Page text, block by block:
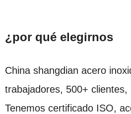
¿por qué elegirnos
China shangdian acero
trabajadores, 500+
Tenemos certificado ISO,